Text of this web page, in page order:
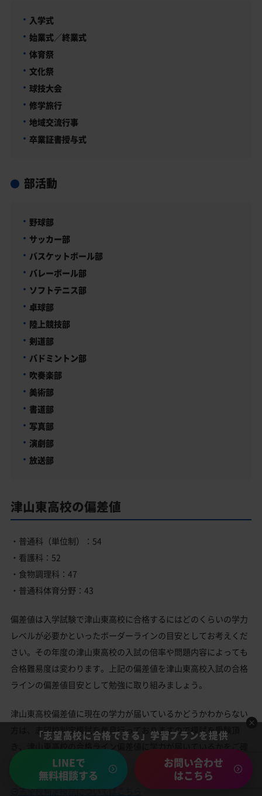
入学式
始業式／終業式
体育祭
文化祭
球技大会
修学旅行
地域交流行事
卒業証書授与式
部活動
野球部
サッカー部
バスケットボール部
バレーボール部
ソフトテニス部
卓球部
陸上競技部
剣道部
バドミントン部
吹奏楽部
美術部
書道部
写真部
演劇部
放送部
津山東高校の偏差値
・普通科（単位制）：54
・看護科：52
・食物調理科：47
・普通科体育分野：43
偏差値は入学試験で津山東高校に合格するにはどのくらいの学力
レベルが必要かといったボーダーラインの目安としてお考えくだ
さい。その年度の津山東高校の入試の倍率や問題内容によっても
合格難易度は変わります。上記の偏差値を津山東高校入試の合格
ラインの偏差値目安として勉強に取り組みましょう。
津山東高校偏差値に現在の学力が届いているかどうかわからない
方は、志望校判定模試を毎月行っておりますので模試を受験頂
き、津山東高校の合格ライン偏差値に学力が届いているかをご確
認下さい。
志望校判定模試についてはこちら
「志望高校に合格できる」学習プランを提供
LINEで
無料相談する
お問い合わせ
はこちら